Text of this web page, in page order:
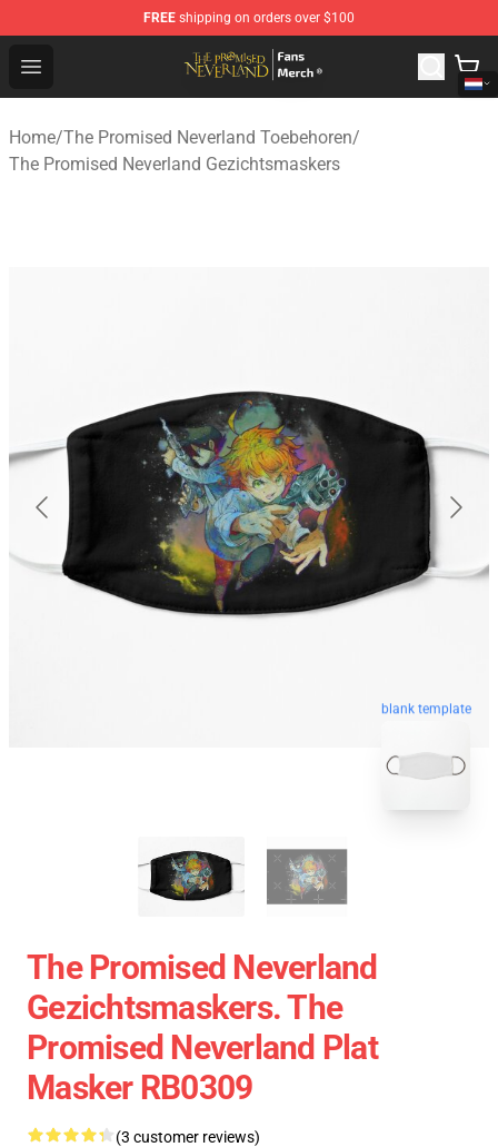
FREE shipping on orders over $100
Open menu
The Promised Neverland Store - Official The Promised
Home/The Promised Neverland Toebehoren/
The Promised Neverland Gezichtsmaskers
blank template
The Promised Neverland
Gezichtsmaskers. The
Promised Neverland Plat
Masker RB0309
(3 customer reviews)